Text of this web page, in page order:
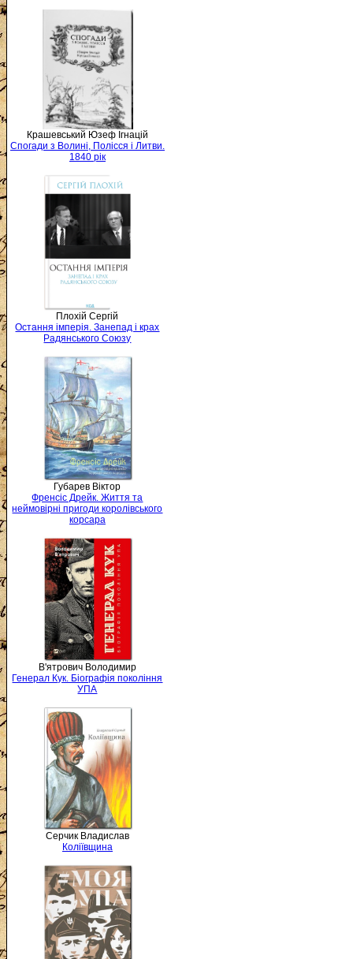
Крашевський Юзеф Ігнацій
Спогади з Волині, Полісся і Литви.
1840 рік
Плохій Сергій
Остання імперія. Занепад і крах
Радянського Союзу
Губарев Віктор
Френсіс Дрейк. Життя та
неймовірні пригоди королівського
корсара
В'ятрович Володимир
Генерал Кук. Біографія покоління
УПА
Серчик Владислав
Коліївщина